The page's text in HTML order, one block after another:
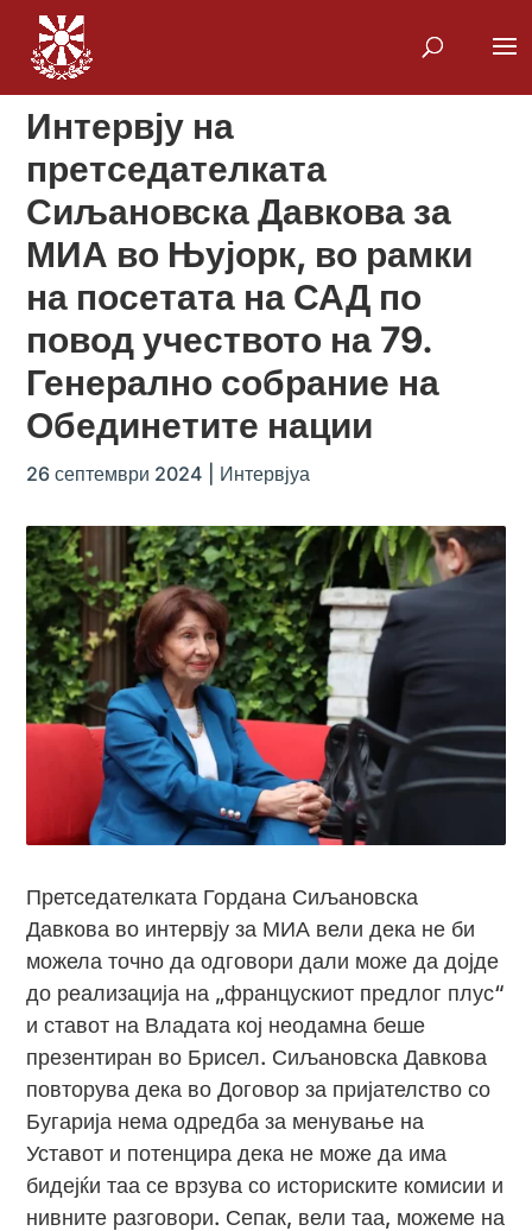
Интервју на
претседателката
Сиљановска Давкова за
МИА во Њујорк, во рамки
на посетата на САД по
повод учеството на 79.
Генерално собрание на
Обединетите нации
26 септември 2024 Интервјуа
Претседателката Гордана Сиљановска
Давкова во интервју за МИА вели дека не би
можела точно да одговори дали може да дојде
до реализација на „францускиот предлог плус“
и ставот на Владата кој неодамна беше
презентиран во Брисел. Сиљановска Давкова
повторува дека во Договор за пријателство со
Бугарија нема одредба за менување на
Уставот и потенцира дека не може да има
бидејќи таа се врзува со историските комисии и
нивните разговори. Сепак, вели таа, можеме на